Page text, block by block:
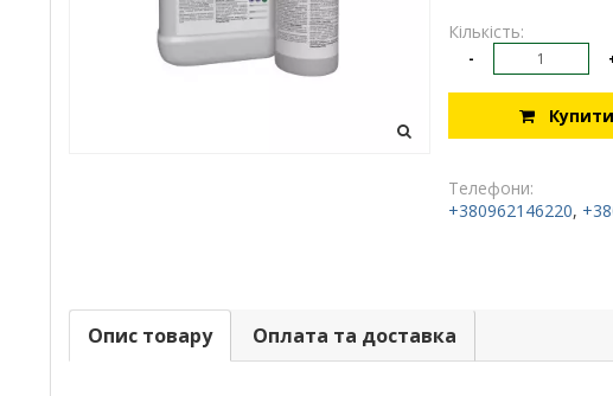
Кількість:
-
Купити
Телефони:
+380962146220,
Опис товару Оплата та доставка